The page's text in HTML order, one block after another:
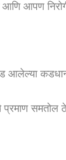
आपण
आलेल्या
प्रमाण समतोल